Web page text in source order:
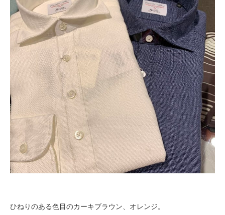
ひねりのある色目のカーキブラウン、オレンジ。